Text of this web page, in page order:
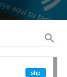
shp